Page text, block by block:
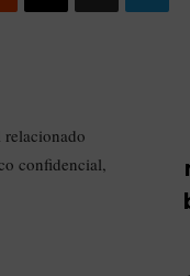
relacionado
confidencial,